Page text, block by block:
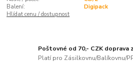
Balení:
Digipack
Hlídat cenu / dostupnost
Poštovné od 70,- CZK doprava
Platí pro Zásilkovnu/Balíkovnu/